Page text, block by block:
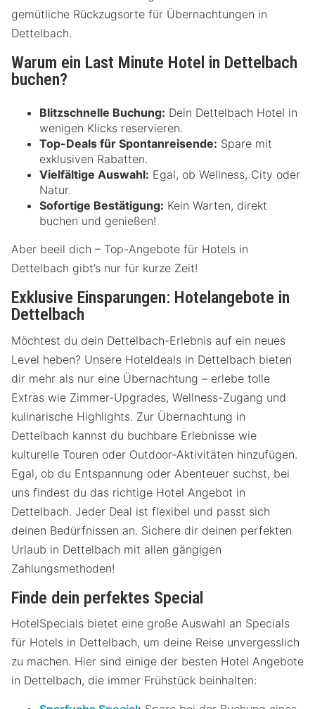
gemütliche Rückzugsorte für Übernachtungen in
Dettelbach.
Warum ein Last Minute Hotel in Dettelbach
buchen?
Blitzschnelle Buchung: Dein Dettelbach Hotel in
wenigen Klicks reservieren.
Top-Deals für Spontanreisende: Spare mit
exklusiven Rabatten.
Vielfältige Auswahl: Egal, ob Wellness, City oder
Natur.
Sofortige Bestätigung: Kein Warten, direkt
buchen und genießen!
Aber beeil dich – Top-Angebote für Hotels in
Dettelbach gibt’s nur für kurze Zeit!
Exklusive Einsparungen: Hotelangebote in
Dettelbach
Möchtest du dein Dettelbach-Erlebnis auf ein neues
Level heben? Unsere Hoteldeals in Dettelbach bieten
dir mehr als nur eine Übernachtung – erlebe tolle
Extras wie Zimmer-Upgrades, Wellness-Zugang und
kulinarische Highlights. Zur Übernachtung in
Dettelbach kannst du buchbare Erlebnisse wie
kulturelle Touren oder Outdoor-Aktivitäten hinzufügen.
Egal, ob du Entspannung oder Abenteuer suchst, bei
uns findest du das richtige Hotel Angebot in
Dettelbach. Jeder Deal ist flexibel und passt sich
deinen Bedürfnissen an. Sichere dir deinen perfekten
Urlaub in Dettelbach mit allen gängigen
Zahlungsmethoden!
Finde dein perfektes Special
HotelSpecials bietet eine große Auswahl an Specials
für Hotels in Dettelbach, um deine Reise unvergesslich
zu machen. Hier sind einige der besten Hotel Angebote
in Dettelbach, die immer Frühstück beinhalten: